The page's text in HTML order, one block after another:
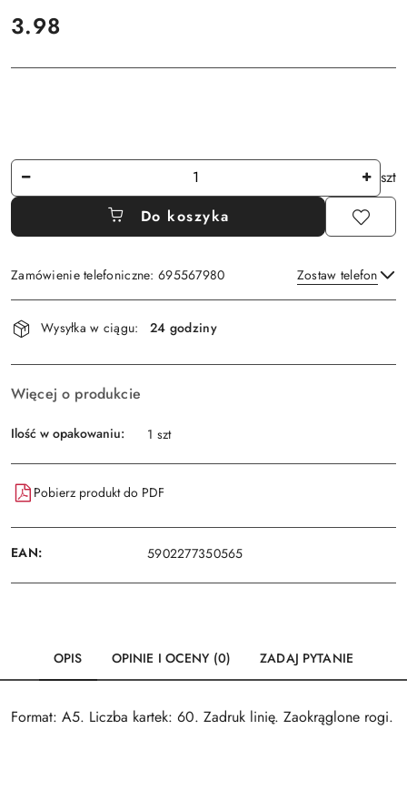
cena:
3.98
Ilość
szt
Do koszyka
Zamówienie telefoniczne: 695567980 Zostaw telefon
Dostępność
i
dostawa
Wysyłka w ciągu: 24 godziny
Więcej o produkcie
Ilość w opakowaniu: 1 szt
Pobierz produkt do PDF
EAN: 5902277350565
OPIS OPINIE I OCENY (0) ZADAJ PYTANIE
Format: A5. Liczba kartek: 60. Zadruk linię. Zaokrąglone rogi.